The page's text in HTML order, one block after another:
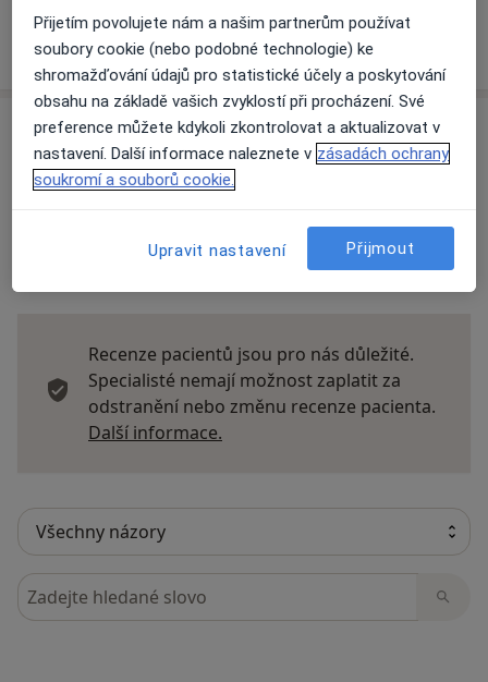
Víceo adrese
Názory
Přidejte svůj názor
Recenze pacientů jsou pro nás důležité.
Specialisté nemají možnost zaplatit za
odstranění nebo změnu recenze pacienta.
Další informace.
Hledejte v názorech
Přijetím povolujete nám a našim partnerům používat
soubory cookie (nebo podobné technologie) ke
shromažďování údajů pro statistické účely a poskytování
obsahu na základě vašich zvyklostí při procházení. Své
preference můžete kdykoli zkontrolovat a aktualizovat v
nastavení. Další informace naleznete v zásadách ochrany
soukromí a souborů cookie.
Upravit nastavení Přijmout